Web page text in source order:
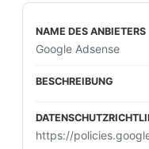
Google Adsense
https://